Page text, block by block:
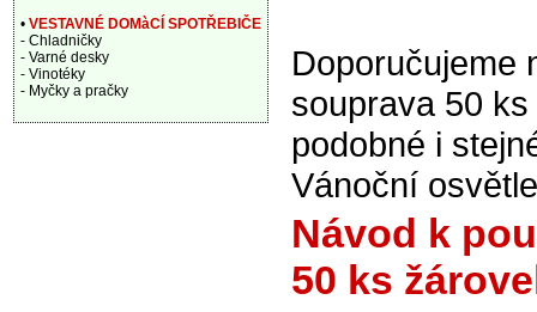
Doporučujeme
souprava 50
podobné i
Vánoční
Návod k
50 ks
• VESTAVNÉ DOMàCÍ SPOTŘEBIČE
- Chladničky
- Varné desky
- Vinotéky
- Myčky a pračky